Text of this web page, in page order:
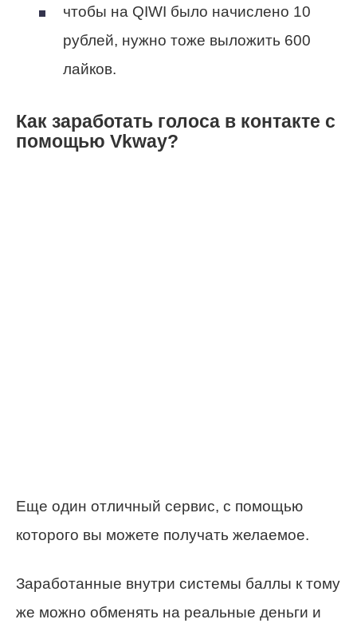
чтобы на QIWI было начислено 10
рублей, нужно тоже выложить 600
лайков.
Как заработать голоса в контакте с
помощью Vkway?
Еще один отличный сервис, с помощью
которого вы можете получать желаемое.
Заработанные внутри системы баллы к тому
же можно обменять на реальные деньги и